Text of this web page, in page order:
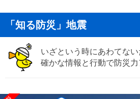
「知る防災」地震
いざという時にあわてない
確かな情報と行動で防災